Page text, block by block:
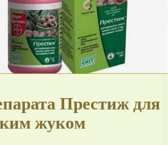
Престиж для
жуком